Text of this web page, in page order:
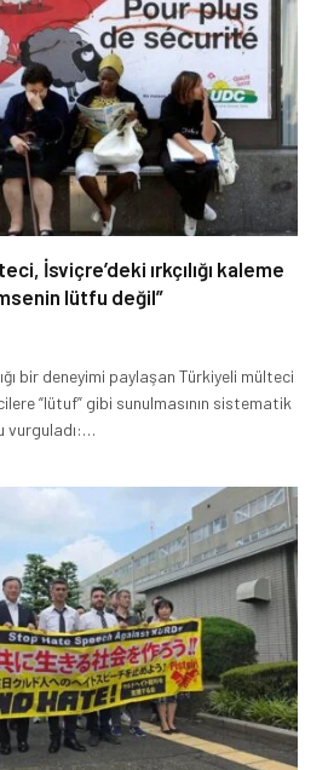
İsviçre’deki ırkçılığı kaleme
lütfu değil”
bir deneyimi paylaşan Türkiyeli mülteci
“lütuf” gibi sunulmasının sistematik
vurguladı:…